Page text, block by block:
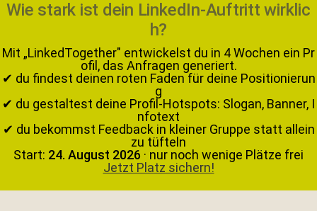
Wie stark ist dein LinkedIn-Auftritt wirklic
h?
Mit „LinkedTogether" entwickelst du in 4 Wochen ein Pr
ofil, das Anfragen generiert.
✔ du findest deinen roten Faden für deine Positionierun
g
✔ du gestaltest deine Profil-Hotspots: Slogan, Banner, I
nfotext
✔ du bekommst Feedback in kleiner Gruppe statt allein
zu tüfteln
Start: 24. August 2026 · nur noch wenige Plätze frei
Jetzt Platz sichern!